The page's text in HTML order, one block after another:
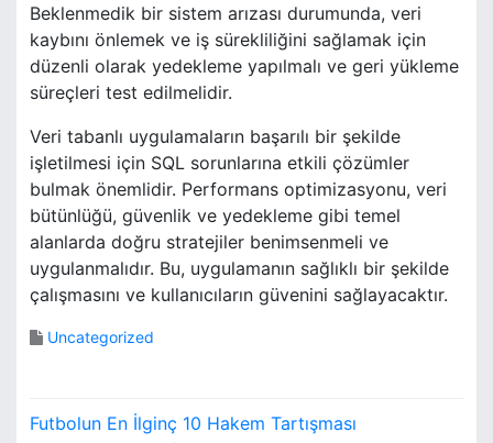
Beklenmedik bir sistem arızası durumunda, veri
kaybını önlemek ve iş sürekliliğini sağlamak için
düzenli olarak yedekleme yapılmalı ve geri yükleme
süreçleri test edilmelidir.
Veri tabanlı uygulamaların başarılı bir şekilde
işletilmesi için SQL sorunlarına etkili çözümler
bulmak önemlidir. Performans optimizasyonu, veri
bütünlüğü, güvenlik ve yedekleme gibi temel
alanlarda doğru stratejiler benimsenmeli ve
uygulanmalıdır. Bu, uygulamanın sağlıklı bir şekilde
çalışmasını ve kullanıcıların güvenini sağlayacaktır.
Uncategorized
Y
Futbolun En İlginç 10 Hakem Tartışması